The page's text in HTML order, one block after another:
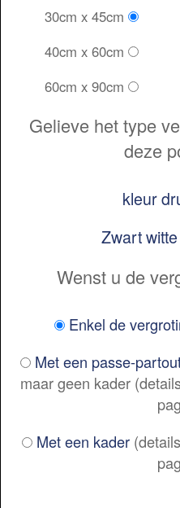
30cm x 45cm
40cm x 60cm
60cm x 90cm
Gelieve het type
deze
kleur
Zwart
Wenst u de
Enkel de
Met een passe-
maar geen kader
Met een kader